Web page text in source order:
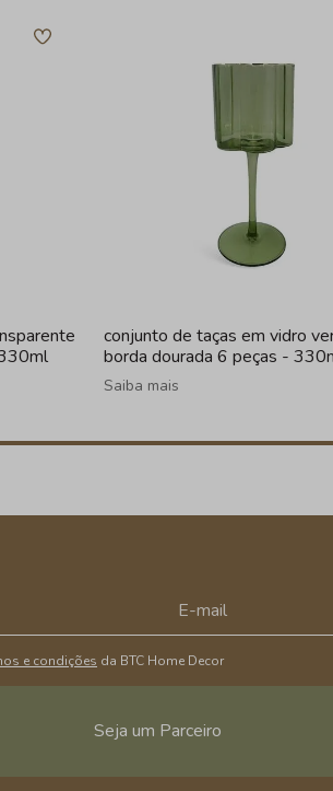
conjunto de taças em vidro
borda dourada 6 peças -
Saiba mais
e condições da BTC Home Decor
Seja um Parceiro